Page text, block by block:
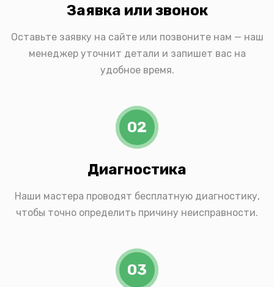
Заявка или звонок
Оставьте заявку на сайте или позвоните нам — наш
менеджер уточнит детали и запишет вас на
удобное время.
02
Диагностика
Наши мастера проводят бесплатную диагностику,
чтобы точно определить причину неисправности.
03